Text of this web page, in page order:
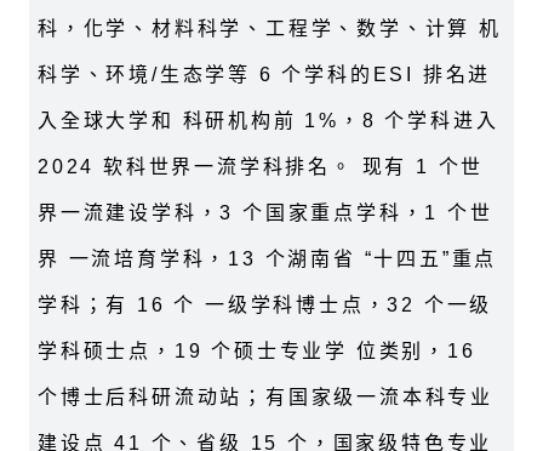
科，化学、材料科学、工程学、数学、计算 机
科学、环境/生态学等 6 个学科的ESI 排名进
入全球大学和 科研机构前 1%，8 个学科进入
2024 软科世界一流学科排名。 现有 1 个世
界一流建设学科，3 个国家重点学科，1 个世
界 一流培育学科，13 个湖南省 “十四五”重点
学科；有 16 个 一级学科博士点，32 个一级
学科硕士点，19 个硕士专业学 位类别，16
个博士后科研流动站；有国家级一流本科专业
建设点 41 个、省级 15 个，国家级特色专业